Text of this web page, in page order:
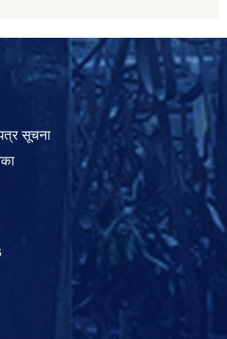
सूचना